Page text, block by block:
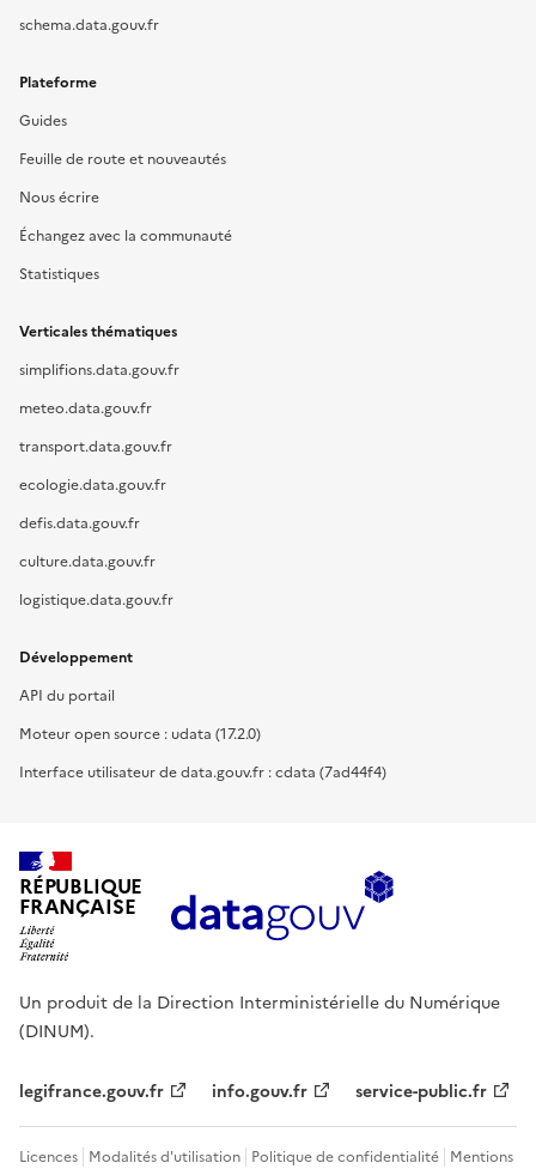
schema.data.gouv.fr
Plateforme
Guides
Feuille de route et nouveautés
Nous écrire
Échangez avec la communauté
Statistiques
Verticales thématiques
simplifions.data.gouv.fr
meteo.data.gouv.fr
transport.data.gouv.fr
ecologie.data.gouv.fr
defis.data.gouv.fr
culture.data.gouv.fr
logistique.data.gouv.fr
Développement
API du portail
Moteur open source : udata (17.2.0)
Interface utilisateur de data.gouv.fr : cdata (7ad44f4)
RÉPUBLIQUE
FRANÇAISE
Un produit de la Direction Interministérielle du Numérique
(DINUM).
legifrance.gouv.fr info.gouv.fr service-public.fr
Licences Modalités d'utilisation Politique de confidentialité Mentions